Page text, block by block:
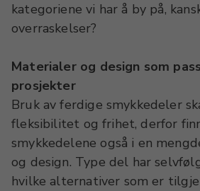
kategoriene vi har å by på,
overraskelser?
Materialer og design som
prosjekter
Bruk av ferdige smykkedeler
fleksibilitet og frihet, derfor
smykkedelene også i en
og design. Type del har
hvilke alternativer som er